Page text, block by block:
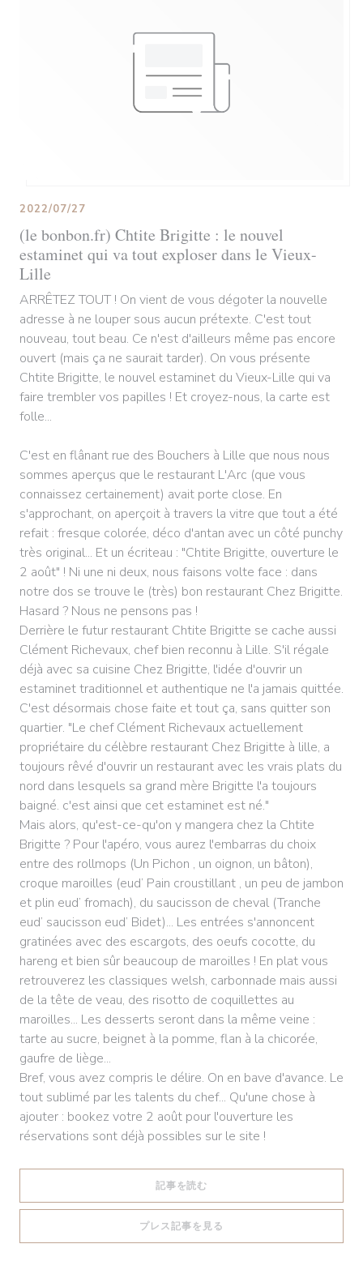
(le bonbon.fr) Chtite Brigitte : le nouvel
estaminet qui va tout exploser dans le Vieux-
Lille
2022/07/27
ARRÊTEZ TOUT ! On vient de vous dégoter la nouvelle
adresse à ne louper sous aucun prétexte. C'est tout
nouveau, tout beau. Ce n'est d'ailleurs même pas encore
ouvert (mais ça ne saurait tarder). On vous présente
Chtite Brigitte, le nouvel estaminet du Vieux-Lille qui va
faire trembler vos papilles ! Et croyez-nous, la carte est
folle...
C'est en flânant rue des Bouchers à Lille que nous nous
sommes aperçus que le restaurant L'Arc (que vous
connaissez certainement) avait porte close. En
s'approchant, on aperçoit à travers la vitre que tout a été
refait : fresque colorée, déco d'antan avec un côté punchy
très original... Et un écriteau : "Chtite Brigitte, ouverture le
2 août" ! Ni une ni deux, nous faisons volte face : dans
notre dos se trouve le (très) bon restaurant Chez Brigitte.
Hasard ? Nous ne pensons pas !
Derrière le futur restaurant Chtite Brigitte se cache aussi
Clément Richevaux, chef bien reconnu à Lille. S'il régale
déjà avec sa cuisine Chez Brigitte, l'idée d'ouvrir un
estaminet traditionnel et authentique ne l'a jamais quittée.
C'est désormais chose faite et tout ça, sans quitter son
quartier. "Le chef Clément Richevaux actuellement
propriétaire du célèbre restaurant Chez Brigitte à lille, a
toujours rêvé d'ouvrir un restaurant avec les vrais plats du
nord dans lesquels sa grand mère Brigitte l'a toujours
baigné. c'est ainsi que cet estaminet est né."
Mais alors, qu'est-ce-qu'on y mangera chez la Chtite
Brigitte ? Pour l'apéro, vous aurez l'embarras du choix
entre des rollmops (Un Pichon , un oignon, un bâton),
croque maroilles (eud’ Pain croustillant , un peu de jambon
et plin eud’ fromach), du saucisson de cheval (Tranche
eud’ saucisson eud’ Bidet)... Les entrées s'annoncent
gratinées avec des escargots, des oeufs cocotte, du
hareng et bien sûr beaucoup de maroilles ! En plat vous
retrouverez les classiques welsh, carbonnade mais aussi
de la tête de veau, des risotto de coquillettes au
maroilles... Les desserts seront dans la même veine :
tarte au sucre, beignet à la pomme, flan à la chicorée,
gaufre de liège...
Bref, vous avez compris le délire. On en bave d'avance. Le
tout sublimé par les talents du chef... Qu'une chose à
ajouter : bookez votre 2 août pour l'ouverture les
réservations sont déjà possibles sur le site !
記事を読む
プレス記事を見る